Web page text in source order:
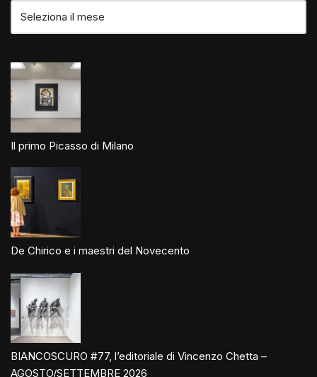
Il primo Picasso di Milano
De Chirico e i maestri del Novecento
BIANCOSCURO #77, l’editoriale di Vincenzo Chetta –
AGOSTO/SETTEMBRE 2026